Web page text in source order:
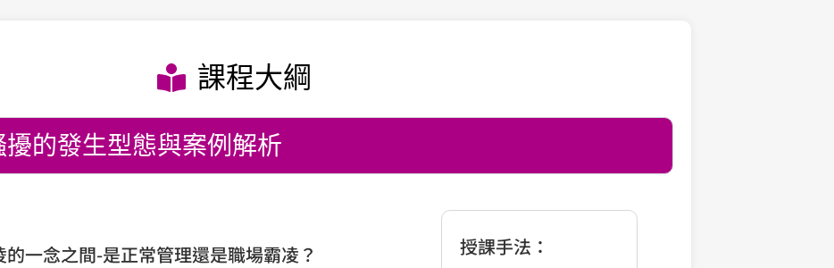
課程大綱
的發生型態與案例解析
一念之間-是正常管理還是職場霸凌？
授課手法：